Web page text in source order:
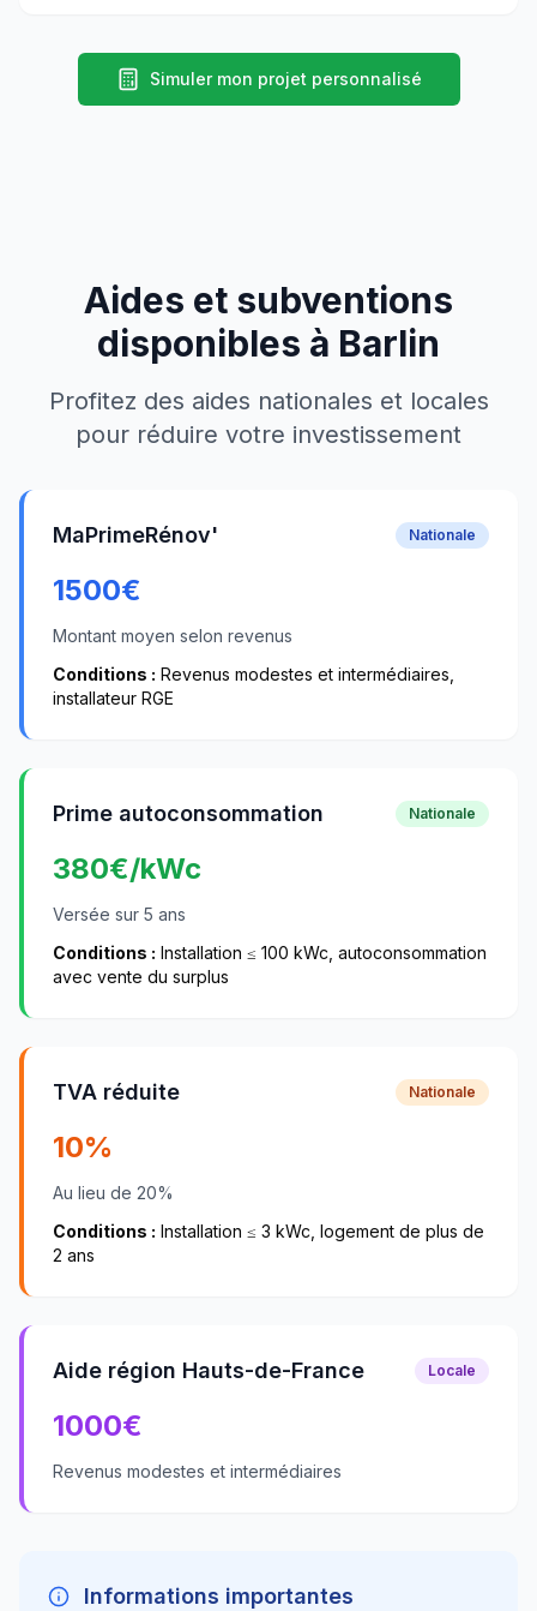
Simuler mon projet personnalisé
Aides et subventions
disponibles à Barlin
Profitez des aides nationales et locales
pour réduire votre investissement
MaPrimeRénov' Nationale
1500€
Montant moyen selon revenus
Conditions : Revenus modestes et intermédiaires,
installateur RGE
Prime autoconsommation Nationale
380€/kWc
Versée sur 5 ans
Conditions : Installation ≤ 100 kWc, autoconsommation
avec vente du surplus
TVA réduite Nationale
10%
Au lieu de 20%
Conditions : Installation ≤ 3 kWc, logement de plus de
2 ans
Aide région Hauts-de-France Locale
1000€
Revenus modestes et intermédiaires
Informations importantes